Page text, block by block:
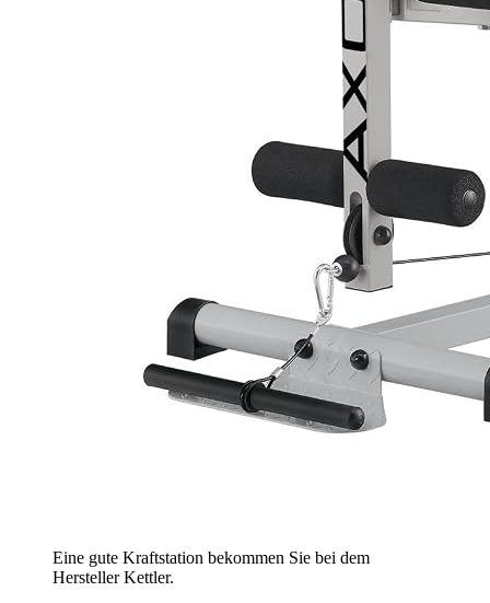
Eine gute Kraftstation bekommen Sie bei dem
Hersteller Kettler.